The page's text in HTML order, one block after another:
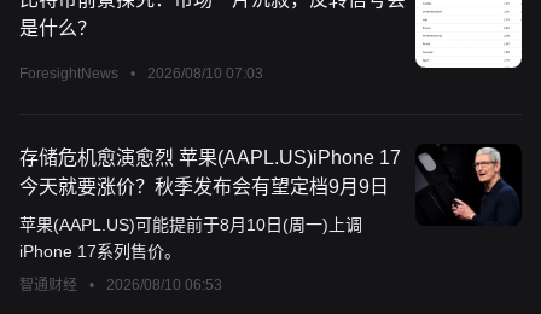
是什么？
ForesightNews • 2026/08/10 07:03
存储危机愈演愈烈 苹果(AAPL.US)iPhone 17
今天就要涨价？秋季发布会有望定档9月9日
苹果(AAPL.US)可能提前于8月10日(周一)上调
iPhone 17系列售价。
智通财经 • 2026/08/10 06:53